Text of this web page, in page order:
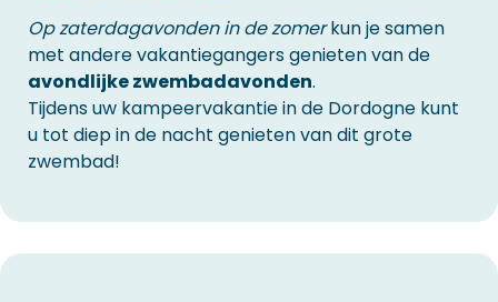
Op zaterdagavonden in de zomerkun je samen
met andere vakantiegangers genieten van de
avondlijke zwembadavonden.
Tijdens uw kampeervakantie in de Dordogne kunt
u tot diep in de nacht genieten van dit grote
zwembad!